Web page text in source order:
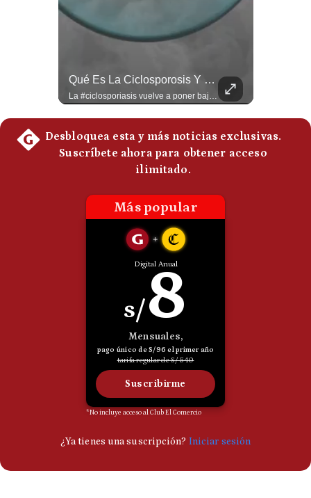
Qué Es La Ciclosporosis Y Por Qué Está En Aumento | Gestión Mundo